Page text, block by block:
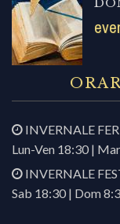
INVERNALE
Lun-Ven 18:30 |
INVERNALE
Sab 18:30 | Dom